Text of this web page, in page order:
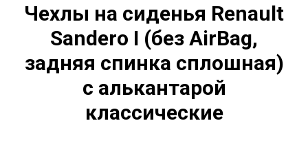
Чехлы на сиденья Renault
Sandero I (без AirBag,
задняя спинка сплошная)
с алькантарой
классические